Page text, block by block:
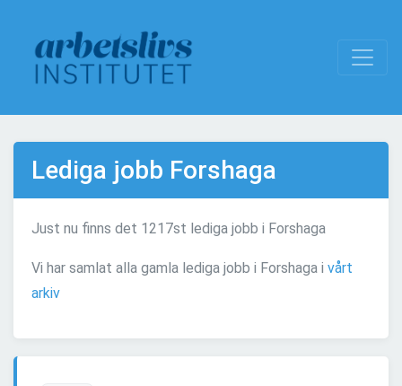
Lediga jobb Forshaga
Just nu finns det 1217st lediga jobb i Forshaga
Vi har samlat alla gamla lediga jobb i Forshaga i vårt
arkiv